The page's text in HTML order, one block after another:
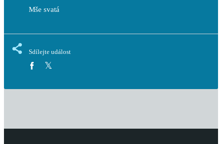
Mše svatá
Sdílejte událost